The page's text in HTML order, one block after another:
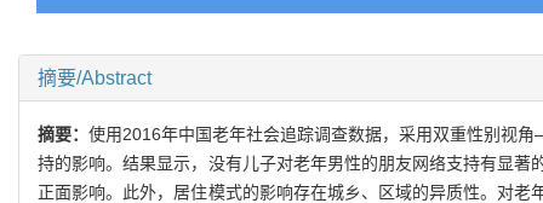
摘要/Abstract
摘要： 使用2016年中国老年社会追踪调查数据，采用双重性别视
持的影响。结果显示，没有儿子对老年男性的朋友网络支持有显
正面影响。此外，居住模式的影响存在城乡、区域的异质性。对